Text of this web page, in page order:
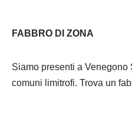
FABBRO DI ZONA
Siamo presenti a Venegono
comuni limitrofi. Trova un